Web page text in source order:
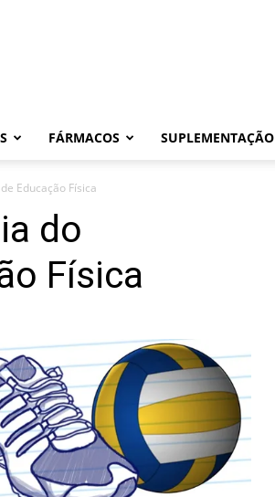
FÁRMACOS SUPLEMENTAÇÃO
Educação Física
do
Física